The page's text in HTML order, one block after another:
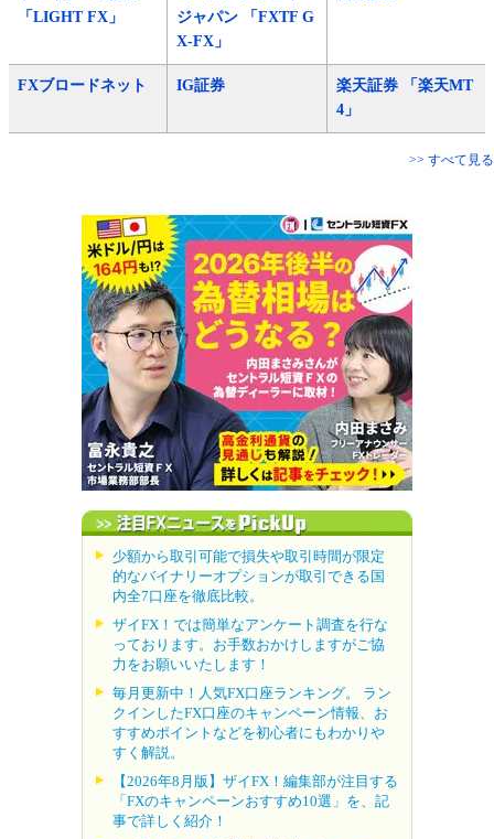
「LIGHT FX」
ジャパン 「FXTF G
X-FX」
FXブロードネット IG証券
楽天証券 「楽天MT
4」
>> すべて見る
少額から取引可能で損失や取引時間が限定
的なバイナリーオプションが取引できる国
内全7口座を徹底比較。
ザイFX！では簡単なアンケート調査を行な
っております。お手数おかけしますがご協
力をお願いいたします！
毎月更新中！人気FX口座ランキング。 ラン
クインしたFX口座のキャンペーン情報、お
すすめポイントなどを初心者にもわかりや
すく解説。
【2026年8月版】ザイFX！編集部が注目する
「FXのキャンペーンおすすめ10選」を、記
事で詳しく紹介！